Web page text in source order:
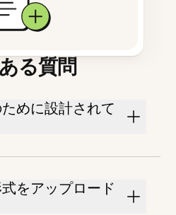
る質問
めに設計されて
をアップロード